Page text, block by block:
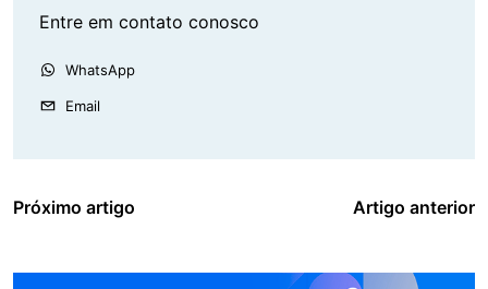
Entre em contato conosco
WhatsApp
Email
Próximo artigo Artigo anterior